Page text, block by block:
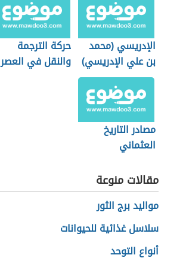
الإدريسي (محمد
بن علي الإدريسي)
حركة الترجمة
والنقل في العصر
مصادر التاريخ
العثماني
مقالات منوعة
مواليد برج الثور
سلاسل غذائية للحيوانات
أنواع التوحد